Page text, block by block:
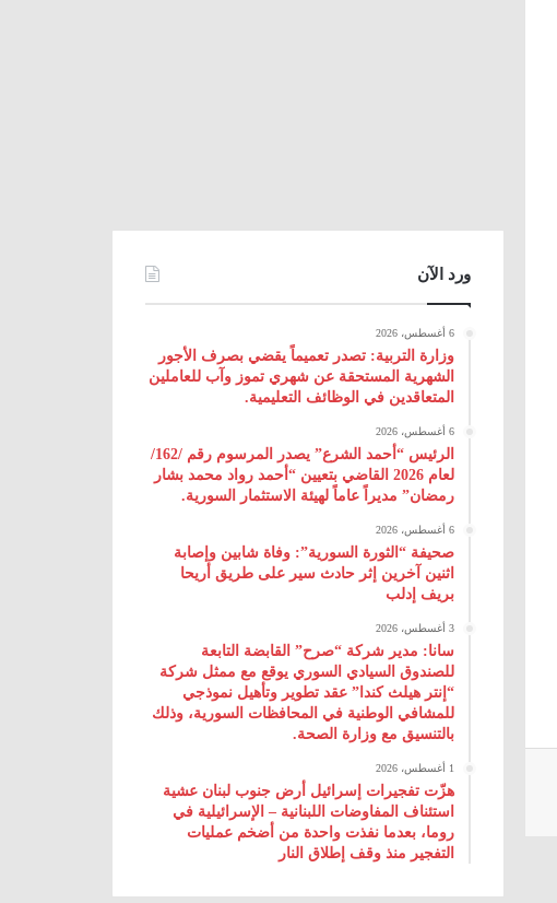
ورد الآن
6 أغسطس، 2026
وزارة التربية: تصدر تعميماً يقضي بصرف الأجور
الشهرية المستحقة عن شهري تموز وآب للعاملين
المتعاقدين في الوظائف التعليمية.
6 أغسطس، 2026
الرئيس “أحمد الشرع” يصدر المرسوم رقم /162/
لعام 2026 ‌القاضي بتعيين “أحمد رواد محمد بشار
رمضان” مديراً عاماً لهيئة ‌الاستثمار السورية.
6 أغسطس، 2026
صحيفة “الثورة السورية”: وفاة شابين وإصابة
اثنين آخرين إثر حادث سير على طريق أريحا
بريف إدلب
3 أغسطس، 2026
سانا: مدير شركة “صرح” القابضة التابعة
للصندوق السيادي السوري يوقع مع ممثل شركة
“إنتر هيلث كندا” عقد تطوير وتأهيل نموذجي
للمشافي الوطنية في المحافظات السورية، وذلك
بالتنسيق مع وزارة الصحة.
1 أغسطس، 2026
هزّت تفجيرات إسرائيل أرض جنوب لبنان عشية
استئناف المفاوضات اللبنانية – الإسرائيلية في
روما، بعدما نفذت واحدة من أضخم عمليات
التفجير منذ وقف إطلاق النار